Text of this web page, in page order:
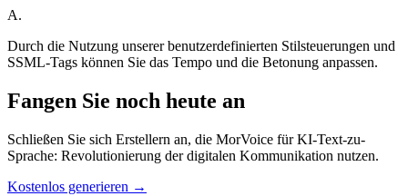
A.
Durch die Nutzung unserer benutzerdefinierten Stilsteuerungen und
SSML-Tags können Sie das Tempo und die Betonung anpassen.
Fangen Sie noch heute an
Schließen Sie sich Erstellern an, die MorVoice für KI-Text-zu-
Sprache: Revolutionierung der digitalen Kommunikation nutzen.
Kostenlos generieren →